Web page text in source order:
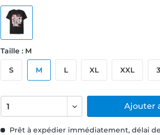
Prêt à expédier immédiatement, délai
Taille : M
S M L XL XXL
Ajouter